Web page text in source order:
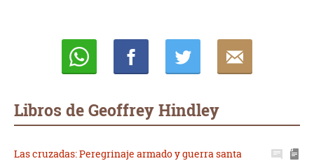
Libros de Geoffrey Hindley
Las cruzadas: Peregrinaje armado y guerra santa